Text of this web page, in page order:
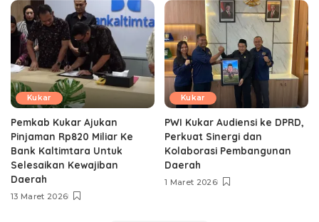
Kukar
Pemkab Kukar Ajukan
Pinjaman Rp820 Miliar Ke
Bank Kaltimtara Untuk
Selesaikan Kewajiban
Daerah
13 Maret 2026
Kukar
PWI Kukar Audiensi ke DPRD,
Perkuat Sinergi dan
Kolaborasi Pembangunan
Daerah
1 Maret 2026